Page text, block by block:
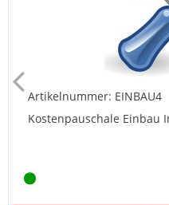
Artikelnummer: EINBAU4
Kostenpauschale Einbau